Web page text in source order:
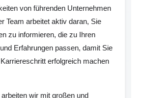
von führenden Unternehmen
Team arbeitet aktiv daran, Sie
zu informieren, die zu Ihren
Erfahrungen passen, damit Sie
erfolgreich machen
wir mit großen und